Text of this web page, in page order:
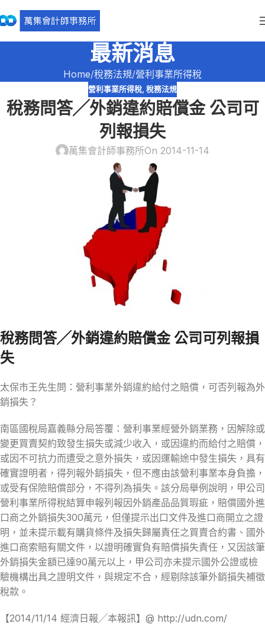
最新消息
Home 稅務法規 營利事業所得稅
營利事業所得稅, 稅務法規
稅務問答╱外銷違約賠償金 公司可
列報損失
萬集會計師事務所On 2014-11-14
稅務問答╱外銷違約賠償金 公司可列報損
失
太保市王先生問：營利事業外銷違約給付之賠償，可否列報為外
銷損失？
南區國稅局嘉義縣分局答覆：營利事業經營外銷業務，因解除或
變更買賣契約致發生損失或減少收入，或因違約而給付之賠償，
或因不可抗力而遭受之意外損失，或因運輸途中發生損失，具有
確實證明者，得列報外銷損失，但不應由該營利事業本身負擔，
或受有保險賠償部分，不得列為損失。該分局舉例說明，甲公司
營利事業所得稅結算申報列報因外銷產品品質瑕疵，賠償國外進
口商之外銷損失300萬元，但僅提示出口文件及進口商開立之證
明，並未提示載有購貨條件及損失歸屬責任之買賣合約書、國外
進口商索賠有關文件，以證明確實負有賠償損失責任，又因該筆
外銷損失金額已達90萬元以上，甲公司亦未提示國外公證或檢
驗機構出具之證明文件，與規定不合，經剔除該筆外銷損失補徵
稅款。
【2014/11/14 經濟日報╱本報訊】@ http://udn.com/